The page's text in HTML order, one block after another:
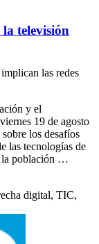
la televisión
las redes
y el
19 de agosto
los desafíos
las tecnologías de
la población …
digital, TIC,